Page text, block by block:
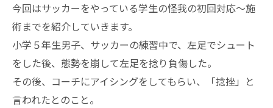
今回はサッカーをやっている学生の怪我の初回対応～施
術までを紹介していきます。
小学５年生男子、サッカーの練習中で、左足でシュート
をした後、態勢を崩して左足を捻り負傷した。
その後、コーチにアイシングをしてもらい、「捻挫」と
言われたとのこと。